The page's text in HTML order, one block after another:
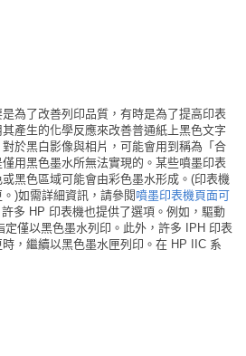
為了改善列印品質，有時是為了提高印表
產生的化學反應來改善普通紙上黑色文字
於黑白影像與相片，可能會用到稱為「合
用黑色墨水所無法實現的。某些噴墨印表
黑色區域可能會由彩色墨水形成。(印表機
)如需詳細資訊，請參閱噴墨印表機頁面可
多 HP 印表機也提供了選項。例如，驅動
僅以黑色墨水列印。此外，許多 IPH 印表
，繼續以黑色墨水匣列印。在 HP IIC 系